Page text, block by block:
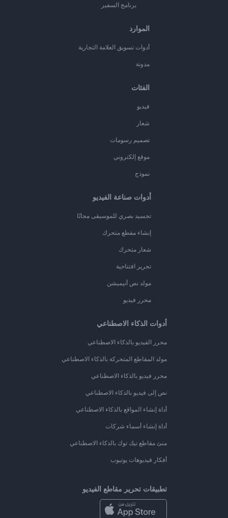
برنامج السفير
الموارد
أدوات تسويق العلامة التجارية
مدونة
الفئات
فيديو
شعار
تصميم رسومات
موقع إلكتروني
نموذج
أدوات صناعة الفيديو
تجسيد بصري للموسيقى مجانًا
إنشاء مقطع متحرك
شعار متحرك
تحرير افتتاحية
مولد نص أنيميشن
محرر فيديو
أدوات الذكاء الاصطناعي
محرر الفيديو بالذكاء الاصطناعي
مولد المقاطع المتحركة بالذكاء الاصطناعي
محرر فيديو بالذكاء الاصطناعي
نص إلى فيديو بالذكاء الاصطناعي
أداة إنشاء المواقع بالذكاء الاصطناعي
أداة إنشاء أسماء شركات
منئ مقاطع تيك توك بالذكاء الاصطناعي
أفكار فيديوهات يوتيوب
تطبيقات تحرير مقاطع الفيديو